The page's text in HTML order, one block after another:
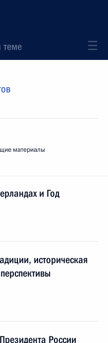
материалы
и Год
историческая
России